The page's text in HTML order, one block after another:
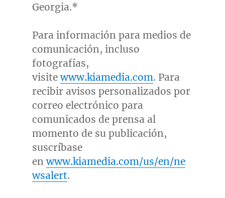
Georgia.*
Para información para medios de
comunicación, incluso
fotografías,
visitewww.kiamedia.com. Para
recibir avisos personalizados por
correo electrónico para
comunicados de prensa al
momento de su publicación,
suscríbase
enwww.kiamedia.com/us/en/ne
wsalert.